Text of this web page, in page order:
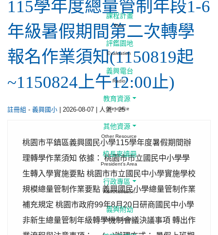
115學年度總量管制年段1-6
年級暑假期間第二次轉學
報名作業須知(1150819起
~1150824上午12:00止)
註冊組 - 義興國小 | 2026-08-07 | 人氣：25
桃園市平鎮區義興國民小學115學年度暑假期間辦
理轉學作業須知 依據： 桃園市市立國民中小學學
生轉入學實施要點 桃園市市立國民中小學實施學校
規模總量管制作業要點 義興國民小學總量管制作業
補充規定 桃園市政府99年8月20日研商國民中小學
非新生總量管制年級轉學機制會議決議事項 轉出作
課程計畫
Plan
評鑑園地
Evaluation
義興電台
Radio
教育資源
Resource
其他資源
Other Resource
校長來讀冊
President's Area
行政專區
Administration
義興附幼
Kinder Garten